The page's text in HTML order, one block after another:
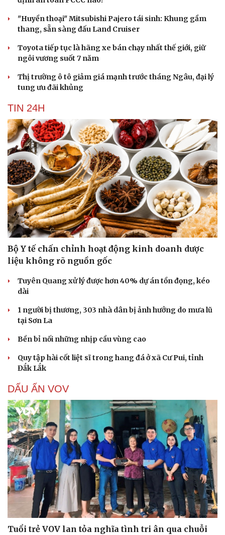
Săn Tour
Kể chuyện cho bé
Hạt giống tâm hồn
"Huyền thoại" Mitsubishi Pajero tái sinh: Khung gầm
thang, sẵn sàng đấu Land Cruiser
Toyota tiếp tục là hãng xe bán chạy nhất thế giới, giữ
ngôi vương suốt 7 năm
Thị trường ô tô giảm giá mạnh trước tháng Ngâu, đại lý
tung ưu đãi khủng
TIN 24H
Bộ Y tế chấn chỉnh hoạt động kinh doanh dược
liệu không rõ nguồn gốc
Tuyên Quang xử lý được hơn 40% dự án tồn đọng, kéo
dài
1 người bị thương, 303 nhà dân bị ảnh hưởng do mưa lũ
tại Sơn La
Bền bỉ nối những nhịp cầu vùng cao
Quy tập hài cốt liệt sĩ trong hang đá ở xã Cư Pui, tỉnh
Đắk Lắk
DẤU ẤN VOV
Tuổi trẻ VOV lan tỏa nghĩa tình tri ân qua chuỗi